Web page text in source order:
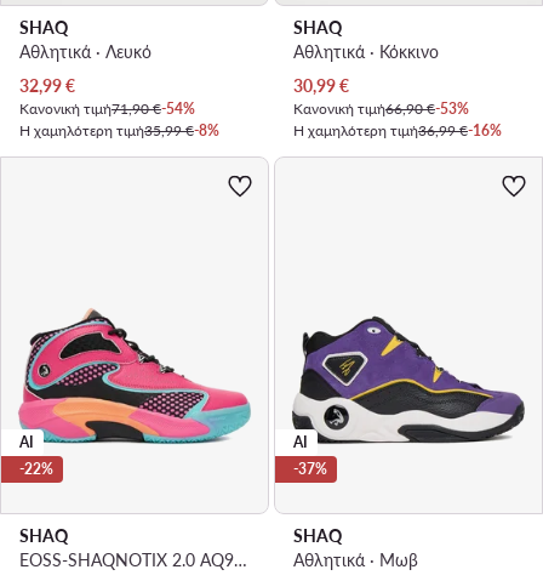
SHAQ
Αθλητικά · Λευκό
Τρέχουσα τιμή
32,99€
Κανονική τιμή71,90 €-54%
Η χαμηλότερη τιμή35,99 €-8%
SHAQ
Αθλητικά · Κόκκινο
Τρέχουσα τιμή
30,99€
Κανονική τιμή66,90 €-53%
Η χαμηλότερη τιμή36,99 €-16%
AI
-22%
SHAQ
EOSS-SHAQNOTIX 2.0 AQ95039B-P · Μπασκετικά Παπούτσια
AI
-37%
SHAQ
Αθλητικά · Μωβ